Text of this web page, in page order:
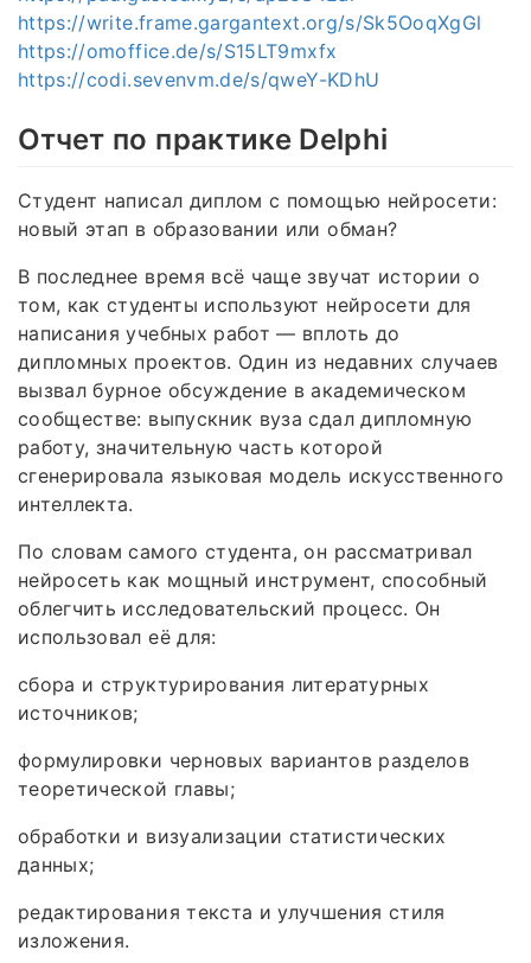
https://write.frame.gargantext.org/s/Sk5OoqXgGl
https://omoffice.de/s/S15LT9mxfx
https://codi.sevenvm.de/s/qweY-KDhU
Отчет по практике Delphi
Студент написал диплом с помощью нейросети:
новый этап в образовании или обман?
В последнее время всё чаще звучат истории о
том, как студенты используют нейросети для
написания учебных работ — вплоть до
дипломных проектов. Один из недавних случаев
вызвал бурное обсуждение в академическом
сообществе: выпускник вуза сдал дипломную
работу, значительную часть которой
сгенерировала языковая модель искусственного
интеллекта.
По словам самого студента, он рассматривал
нейросеть как мощный инструмент, способный
облегчить исследовательский процесс. Он
использовал её для:
сбора и структурирования литературных
источников;
формулировки черновых вариантов разделов
теоретической главы;
обработки и визуализации статистических
данных;
редактирования текста и улучшения стиля
изложения.